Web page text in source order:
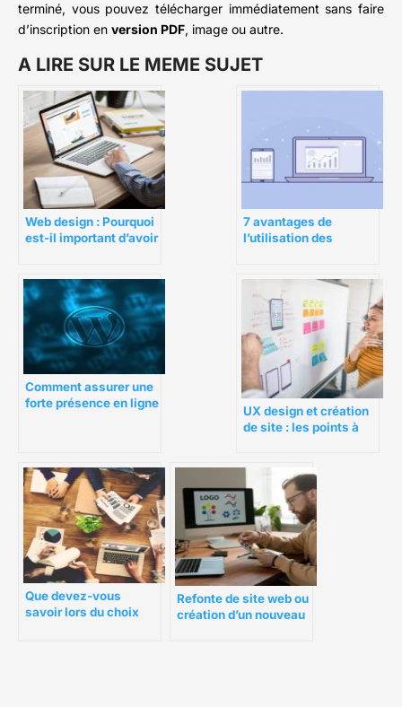
terminé, vous pouvez télécharger immédiatement sans faire
d’inscription en version PDF, image ou autre.
A LIRE SUR LE MEME SUJET
Web design : Pourquoi
est-il important d’avoir
7 avantages de
l’utilisation des
Comment assurer une
forte présence en ligne
UX design et création
de site : les points à
Que devez-vous
savoir lors du choix
Refonte de site web ou
création d’un nouveau